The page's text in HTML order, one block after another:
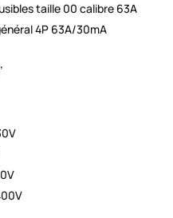
taille 00 calibre 63A
4P 63A/30mA